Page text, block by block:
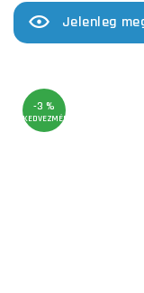
Jelenleg
-3 %
KEDVEZMÉNY